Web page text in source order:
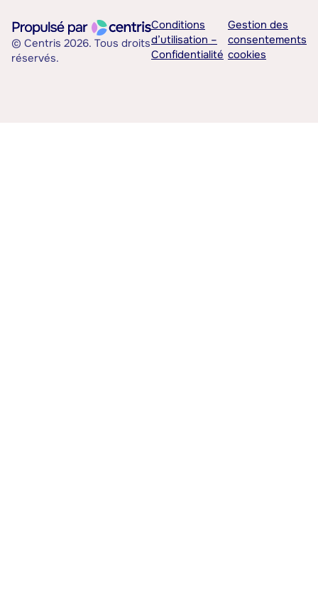
© Centris 2026. Tous droits
réservés.
Conditions
d’utilisation –
Confidentialité
Gestion des
consentements
cookies